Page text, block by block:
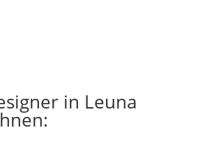
in Leuna